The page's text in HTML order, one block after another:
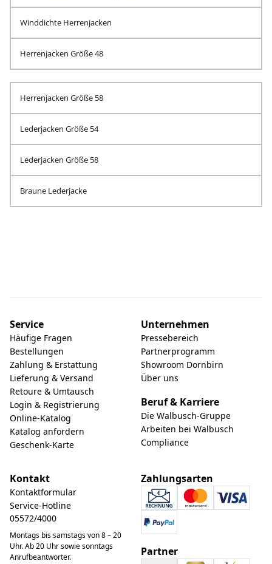
Winddichte Herrenjacken
Herrenjacken Größe 48
Herrenjacken Größe 58
Lederjacken Größe 54
Lederjacken Größe 58
Braune Lederjacke
Service
Häufige Fragen
Bestellungen
Zahlung & Erstattung
Lieferung & Versand
Retoure & Umtausch
Login & Registrierung
Online-Katalog
Katalog anfordern
Geschenk-Karte
Unternehmen
Pressebereich
Partnerprogramm
Showroom Dornbirn
Über uns
Beruf & Karriere
Die Walbusch-Gruppe
Arbeiten bei Walbusch
Compliance
Kontakt
Kontaktformular
Service-Hotline
05572/4000
Montags bis samstags von 8 – 20
Uhr. Ab 20 Uhr sowie sonntags
Anrufbeantworter.
Zahlungsarten
Partner